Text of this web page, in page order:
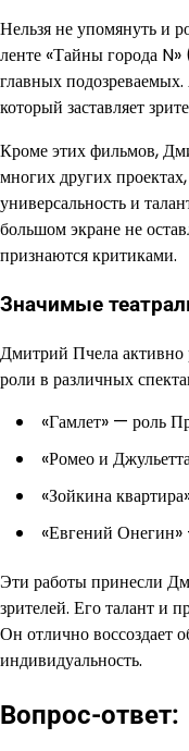
Нельзя не упомянуть и
ленте «Тайны города
главных подозреваемых.
который заставляет
Кроме этих фильмов,
многих других
универсальность и
большом экране не
признаются критиками.
Значимые
Дмитрий Пчела активно
роли в различных
«Гамлет» — роль
«Ромео и
«Зойкина
«Евгений
Эти работы принесли
зрителей. Его талант и
Он отлично воссоздает
индивидуальность.
Вопрос-ответ: